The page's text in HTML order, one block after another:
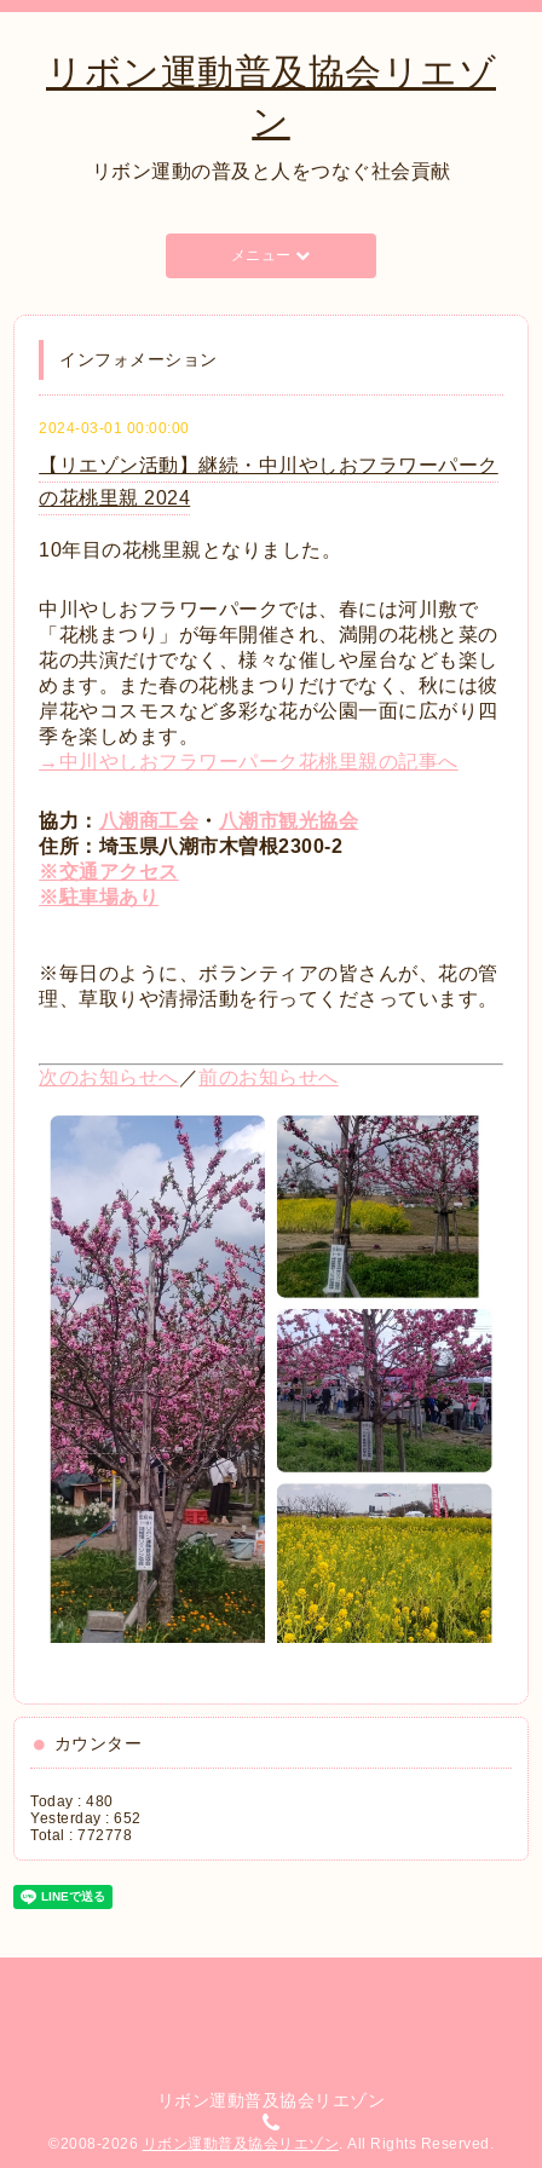
リボン運動普及協会リエゾ
ン
リボン運動の普及と人をつなぐ社会貢献
メニュー
インフォメーション
2024-03-01 00:00:00
【リエゾン活動】継続・中川やしおフラワーパーク
の花桃里親 2024
10年目の花桃里親となりました。
中川やしおフラワーパークでは、春には河川敷で
「花桃まつり」が毎年開催され、満開の花桃と菜の
花の共演だけでなく、様々な催しや屋台なども楽し
めます。また春の花桃まつりだけでなく、秋には彼
岸花やコスモスなど多彩な花が公園一面に広がり四
季を楽しめます。
→中川やしおフラワーパーク花桃里親の記事へ
協力： 八潮商工会 ・ 八潮市観光協会
住所：埼玉県八潮市木曽根2300-2
※交通アクセス
※駐車場あり
※毎日のように、ボランティアの皆さんが、花の管
理、草取りや清掃活動を行ってくださっています。
次のお知らせへ ／前のお知らせへ
カウンター
Today :480
Yesterday :652
Total :772778
リボン運動普及協会リエゾン
©2008-2026 リボン運動普及協会リエゾン. All Rights Reserved.